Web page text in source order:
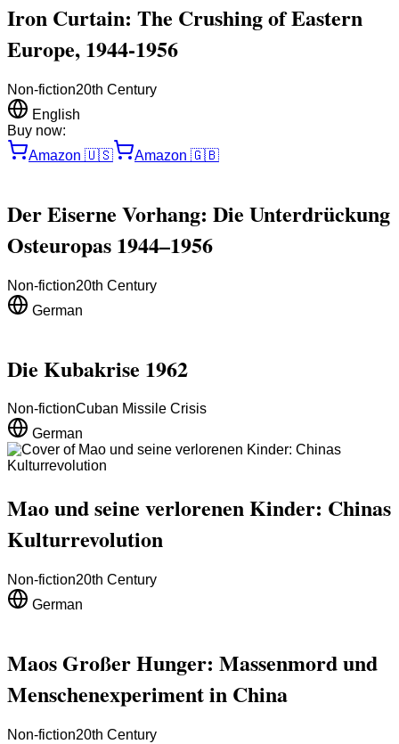
Iron Curtain: The Crushing of Eastern
Europe, 1944-1956
Non-fiction20th Century
English
Buy now:
Amazon 🇺🇸 Amazon 🇬🇧
Der Eiserne Vorhang: Die Unterdrückung
Osteuropas 1944–1956
Non-fiction20th Century
German
Die Kubakrise 1962
Non-fictionCuban Missile Crisis
German
Mao und seine verlorenen Kinder: Chinas
Kulturrevolution
Non-fiction20th Century
German
Maos Großer Hunger: Massenmord und
Menschenexperiment in China
Non-fiction20th Century